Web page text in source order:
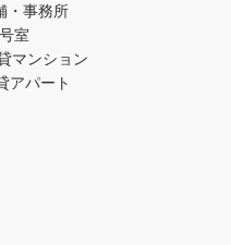
・事務所
室
マンション
パート